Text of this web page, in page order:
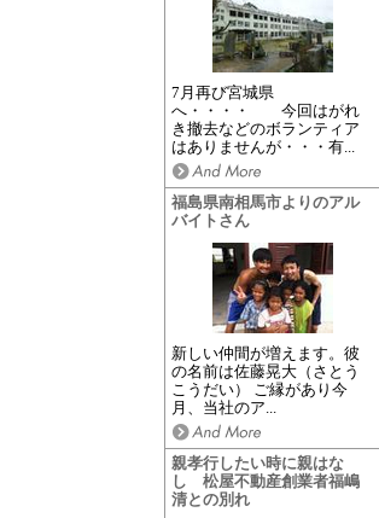
7月再び宮城県
へ・・・・ 今回はがれ
き撤去などのボランティア
はありませんが・・・有...
福島県南相馬市よりのアル
バイトさん
新しい仲間が増えます。彼
の名前は佐藤晃大（さとう
こうだい） ご縁があり今
月、当社のア...
親孝行したい時に親はな
し 松屋不動産創業者福嶋
清との別れ